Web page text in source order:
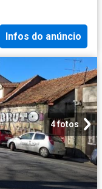
Infos do anúncio
4 fotos